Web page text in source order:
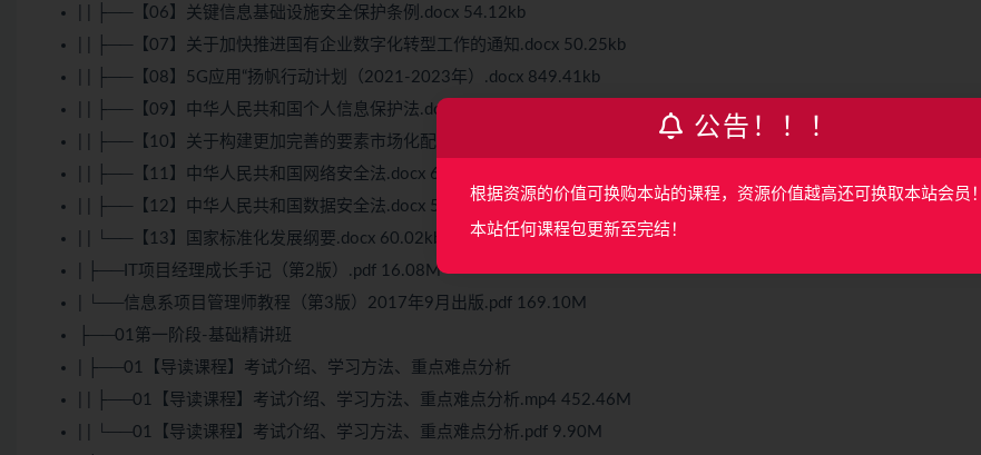
| | ├──【06】关键信息基础设施安全保护条例.docx 54.12kb
| | ├──【07】关于加快推进国有企业数字化转型工作的通知.docx 50.25kb
| | ├──【08】5G应用“扬帆行动计划（2021-2023年）.docx 849.41kb
| | ├──【09】中华人民共和国个人信息保护法.docx 60.79kb
| | ├──【10】关于构建更加完善的要素市场化配置体制机制的意见.docx 56.36kb
| | ├──【11】中华人民共和国网络安全法.docx 60.99kb
| | ├──【12】中华人民共和国数据安全法.docx 55.13kb
| | └──【13】国家标准化发展纲要.docx 60.02kb
| ├──IT项目经理成长手记（第2版）.pdf 16.08M
| └──信息系项目管理师教程（第3版）2017年9月出版.pdf 169.10M
├──01第一阶段-基础精讲班
| ├──01【导读课程】考试介绍、学习方法、重点难点分析
| | ├──01【导读课程】考试介绍、学习方法、重点难点分析.mp4 452.46M
| | └──01【导读课程】考试介绍、学习方法、重点难点分析.pdf 9.90M
公告！！！
根据资源的价值可换购本站的课程，资源价值越高还可换取本站会员！
本站任何课程包更新至完结！